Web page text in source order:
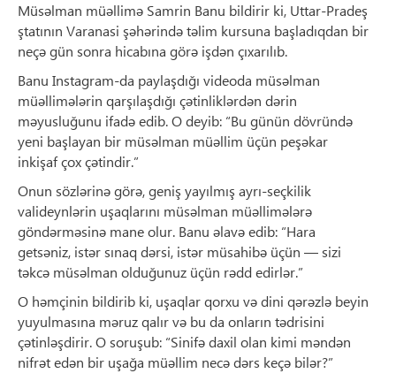
Müsəlman müəllimə Samrin Banu bildirir ki, Uttar-Pradeş
ştatının Varanasi şəhərində təlim kursuna başladıqdan bir
neçə gün sonra hicabına görə işdən çıxarılıb.
Banu Instagram-da paylaşdığı videoda müsəlman
müəllimələrin qarşılaşdığı çətinliklərdən dərin
məyusluğunu ifadə edib. O deyib: “Bu günün dövründə
yeni başlayan bir müsəlman müəllim üçün peşəkar
inkişaf çox çətindir.”
Onun sözlərinə görə, geniş yayılmış ayrı-seçkilik
valideynlərin uşaqlarını müsəlman müəllimələrə
göndərməsinə mane olur. Banu əlavə edib: “Hara
getsəniz, istər sınaq dərsi, istər müsahibə üçün — sizi
təkcə müsəlman olduğunuz üçün rədd edirlər.”
O həmçinin bildirib ki, uşaqlar qorxu və dini qərəzlə beyin
yuyulmasına məruz qalır və bu da onların tədrisini
çətinləşdirir. O soruşub: “Sinifə daxil olan kimi məndən
nifrət edən bir uşağa müəllim necə dərs keçə bilər?”